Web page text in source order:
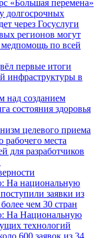
«Большая перемена»
долгосрочных
через Госуслуги
регионов могут
по всей
первые итоги
инфраструктуры в
над созданием
состояния здоровья
целевого приема
рабочего места
для разработчиков
На национальную
заявки из
чем 30 стран
На Национальную
технологий
600 заявок из 34